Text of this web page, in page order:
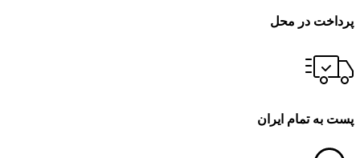
پرداخت در محل
پست به تمام ایران